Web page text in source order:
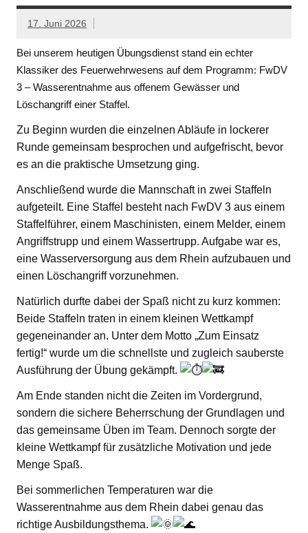
17. Juni 2026
Bei unserem heutigen Übungsdienst stand ein echter
Klassiker des Feuerwehrwesens auf dem Programm: FwDV
3 – Wasserentnahme aus offenem Gewässer und
Löschangriff einer Staffel.
Zu Beginn wurden die einzelnen Abläufe in lockerer
Runde gemeinsam besprochen und aufgefrischt, bevor
es an die praktische Umsetzung ging.
Anschließend wurde die Mannschaft in zwei Staffeln
aufgeteilt. Eine Staffel besteht nach FwDV 3 aus einem
Staffelführer, einem Maschinisten, einem Melder, einem
Angriffstrupp und einem Wassertrupp. Aufgabe war es,
eine Wasserversorgung aus dem Rhein aufzubauen und
einen Löschangriff vorzunehmen.
Natürlich durfte dabei der Spaß nicht zu kurz kommen:
Beide Staffeln traten in einem kleinen Wettkampf
gegeneinander an. Unter dem Motto „Zum Einsatz
fertig!“ wurde um die schnellste und zugleich sauberste
Ausführung der Übung gekämpft.
Am Ende standen nicht die Zeiten im Vordergrund,
sondern die sichere Beherrschung der Grundlagen und
das gemeinsame Üben im Team. Dennoch sorgte der
kleine Wettkampf für zusätzliche Motivation und jede
Menge Spaß.
Bei sommerlichen Temperaturen war die
Wasserentnahme aus dem Rhein dabei genau das
richtige Ausbildungsthema.